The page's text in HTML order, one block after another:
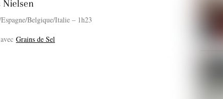
Nielsen
Belgique/Italie – 1h23
Grains de Sel